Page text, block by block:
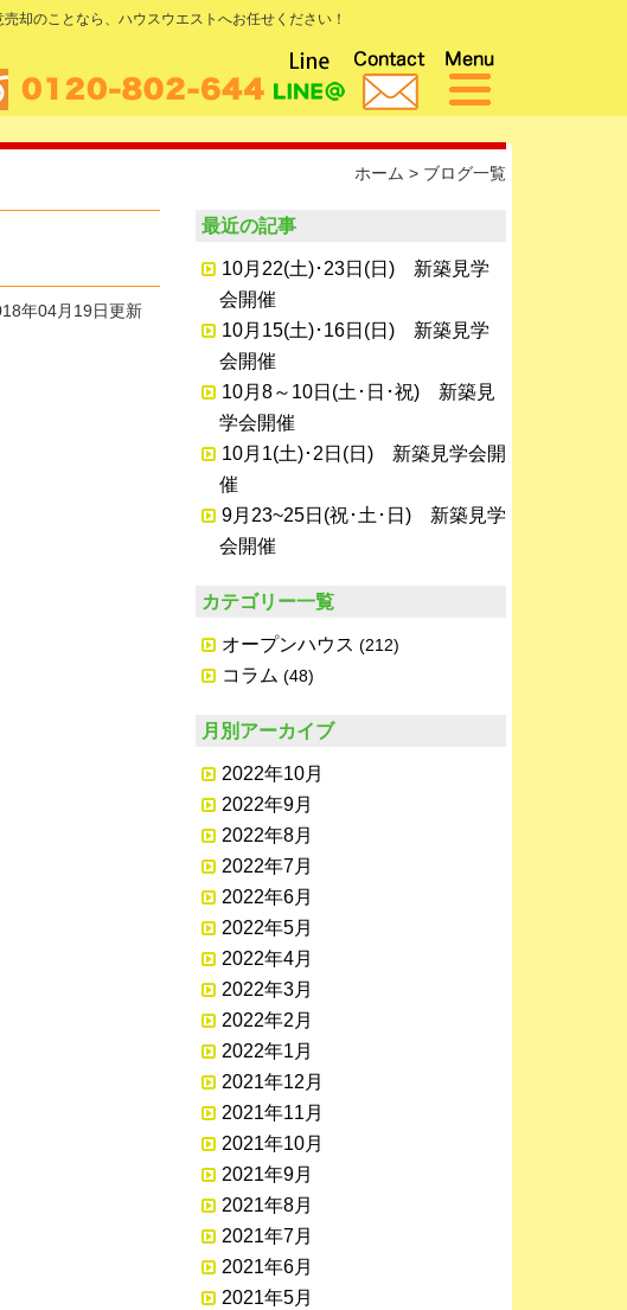
却のことなら、ハウスウエストへお任せください！
ホーム > ブログ一覧
年04月19日更新
最近の記事
10月22(土)･23日(日) 新築見学
会開催
10月15(土)･16日(日) 新築見学
会開催
10月8～10日(土･日･祝) 新築見
学会開催
10月1(土)･2日(日) 新築見学会開
催
9月23~25日(祝･土･日) 新築見学
会開催
カテゴリー一覧
オープンハウス (212)
コラム (48)
月別アーカイブ
2022年10月
2022年9月
2022年8月
2022年7月
2022年6月
2022年5月
2022年4月
2022年3月
2022年2月
2022年1月
2021年12月
2021年11月
2021年10月
2021年9月
2021年8月
2021年7月
2021年6月
2021年5月